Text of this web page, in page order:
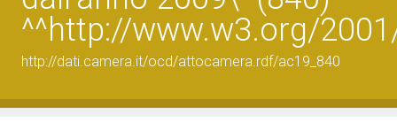
^^http://www.w3.org/
http://dati.camera.it/ocd/attocamera.rdf/ac19_840